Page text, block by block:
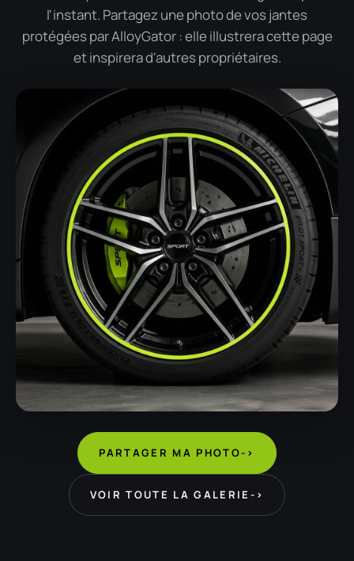
l'instant. Partagez une photo de vos jantes
protégées par AlloyGator : elle illustrera cette page
et inspirera d'autres propriétaires.
PARTAGER MA PHOTO->
VOIR TOUTE LA GALERIE ->